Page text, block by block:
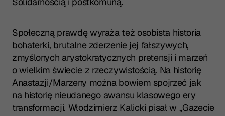
Solidarnością i postkomuną.
Społeczną prawdę wyraża też osobista historia
bohaterki, brutalne zderzenie jej fałszywych,
zmyślonych arystokratycznych pretensji i marzeń
o wielkim świecie z rzeczywistością. Na historię
Anastazji/Marzeny można bowiem spojrzeć jak
na historię nieudanego awansu klasowego ery
transformacji. Włodzimierz Kalicki pisał w „Gazecie